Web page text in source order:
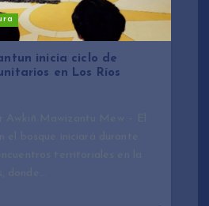
inicia ciclo de
en Los Ríos